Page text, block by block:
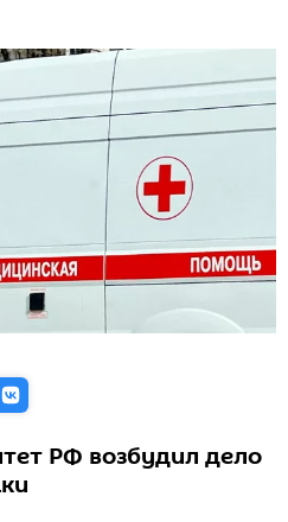
РФ возбудил дело